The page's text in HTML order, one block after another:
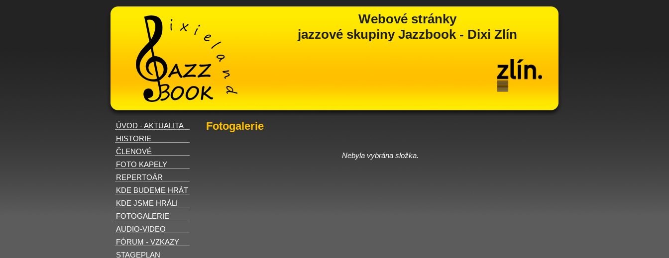
Webové stránky
jazzové skupiny Jazzbook - Dixi Zlín
ÚVOD - AKTUALITA
HISTORIE
ČLENOVÉ
FOTO KAPELY
REPERTOÁR
KDE BUDEME HRÁT
KDE JSME HRÁLI
FOTOGALERIE
AUDIO-VIDEO
FÓRUM - VZKAZY
STAGEPLAN
Fotogalerie
Nebyla vybrána složka.